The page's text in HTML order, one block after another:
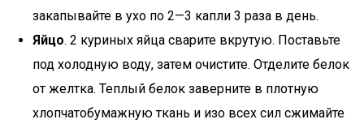
закапывайте в ухо по 2—3 капли 3 раза в день.
Яйцо. 2 куриных яйца сварите вкрутую. Поставьте
под холодную воду, затем очистите. Отделите белок
от желтка. Теплый белок заверните в плотную
хлопчатобумажную ткань и изо всех сил сжимайте